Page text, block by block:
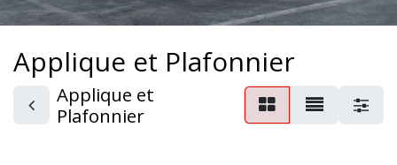
Applique et Plafonnier
Applique et
Plafonnier